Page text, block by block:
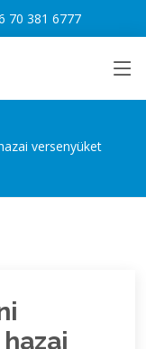
70 381 6777
versenyüket